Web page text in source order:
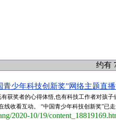
约有
青少年科技创新奖”网络主题直
有获奖者的心得体悟,也有科技工作者对孩
线收看互动。 “中国青少年科技创新奖”已
2020-10/19/